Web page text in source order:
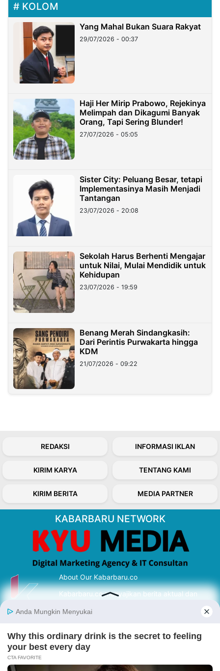
KOLOM
Yang Mahal Bukan Suara Rakyat
29/07/2026 - 00:37
Haji Her Mirip Prabowo, Rejekinya
Melimpah dan Dikagumi Banyak
Orang, Tapi Sering Blunder!
27/07/2026 - 05:05
Sister City: Peluang Besar, tetapi
Implementasinya Masih Menjadi
Tantangan
23/07/2026 - 20:08
Sekolah Harus Berhenti Mengajar
untuk Nilai, Mulai Mendidik untuk
Kehidupan
23/07/2026 - 19:59
Benang Merah Sindangkasih:
Dari Perintis Purwakarta hingga
KDM
21/07/2026 - 09:22
REDAKSI INFORMASI IKLAN
KIRIM KARYA TENTANG KAMI
KIRIM BERITA MEDIA PARTNER
KABARBARU NETWORK
About Our Kabarbaru.co
Kabarbaru.co menyajikan berita aktual dan
serta terverifikasi dari sumber yang tepat.
Follow Kabarbaru